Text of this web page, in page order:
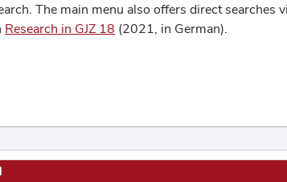
The main menu also offers direct searches
Research in GJZ 18 (2021, in German).